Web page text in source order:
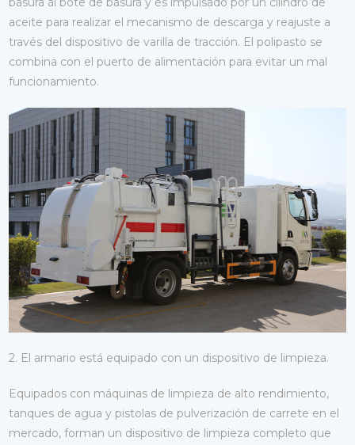
aceite para realizar el mecanismo de descarga y reajuste a
través del dispositivo de varilla de tracción. El polipasto se
combina con el puerto de alimentación para evitar un mal
funcionamiento.
2. El armario está equipado con un dispositivo de limpieza.
Equipados con máquinas de limpieza de alto rendimiento,
tanques de agua y pistolas de pulverización de carrete en el
mercado, forman un dispositivo de limpieza completo que